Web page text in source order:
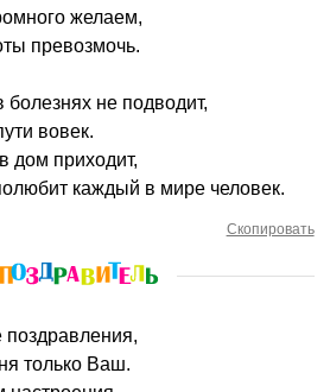
желаем,
превозмочь.
болезнях не подводит,
вовек.
дом приходит,
каждый в мире человек.
Скопировать
поздравления,
только Ваш.